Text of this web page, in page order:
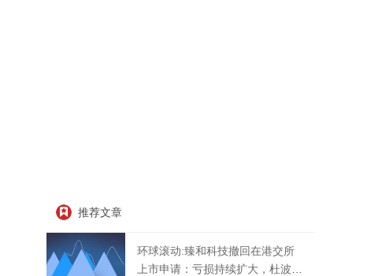
推荐文章
环球滚动:臻和科技撤回在港交所
上市申请：亏损持续扩大，杜波为